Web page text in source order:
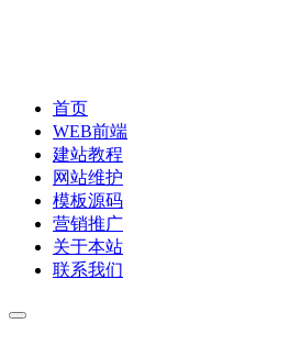
首页
WEB前端
建站教程
网站维护
模板源码
营销推广
关于本站
联系我们